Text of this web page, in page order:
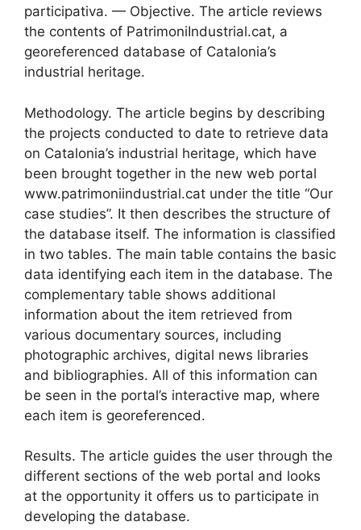
participativa. — Objective. The article reviews
the contents of PatrimoniIndustrial.cat, a
georeferenced database of Catalonia’s
industrial heritage.
Methodology. The article begins by describing
the projects conducted to date to retrieve data
on Catalonia’s industrial heritage, which have
been brought together in the new web portal
www.patrimoniindustrial.cat under the title “Our
case studies”. It then describes the structure of
the database itself. The information is classified
in two tables. The main table contains the basic
data identifying each item in the database. The
complementary table shows additional
information about the item retrieved from
various documentary sources, including
photographic archives, digital news libraries
and bibliographies. All of this information can
be seen in the portal’s interactive map, where
each item is georeferenced.
Results. The article guides the user through the
different sections of the web portal and looks
at the opportunity it offers us to participate in
developing the database.